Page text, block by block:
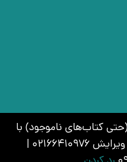
کتاب‌های ناموجود) با
کمترین قیمت و جدیدترین ویرایش 02166410976 |